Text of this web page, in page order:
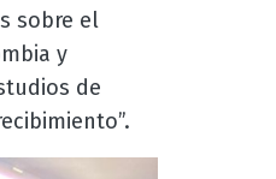
sobre el
y
de